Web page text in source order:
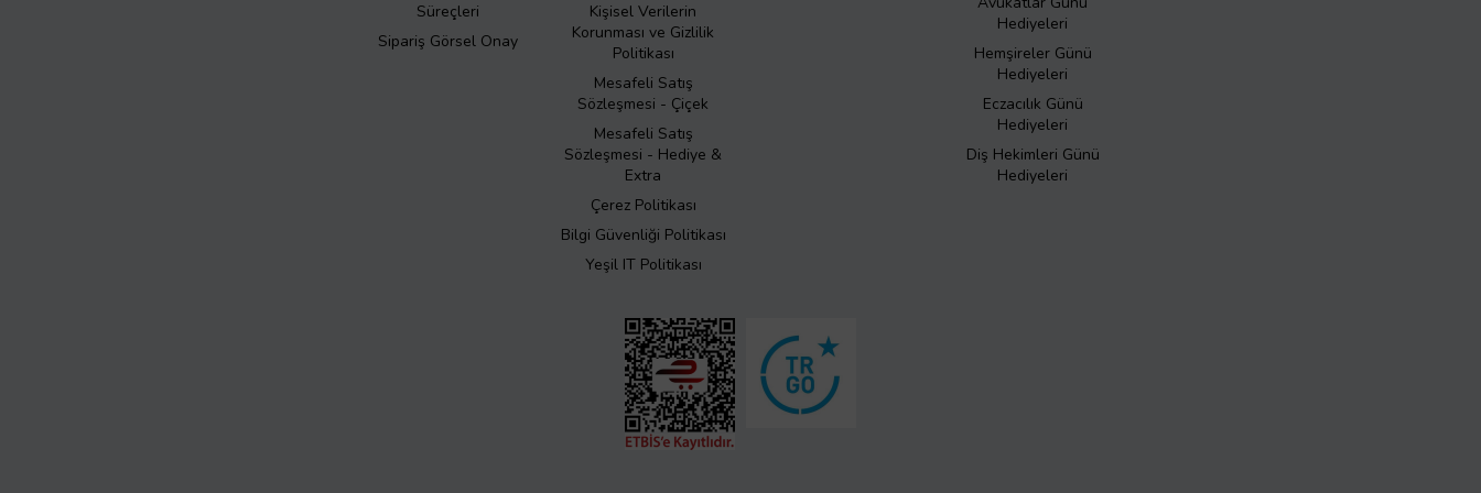
Süreçleri
Sipariş Görsel Onay
Kişisel Verilerin
Korunması ve Gizlilik
Politikası
Mesafeli Satış
Sözleşmesi - Çiçek
Mesafeli Satış
Sözleşmesi - Hediye &
Extra
Çerez Politikası
Bilgi Güvenliği Politikası
Yeşil IT Politikası
Hediyeleri
Hemşireler Günü
Hediyeleri
Eczacılık Günü
Hediyeleri
Diş Hekimleri Günü
Hediyeleri